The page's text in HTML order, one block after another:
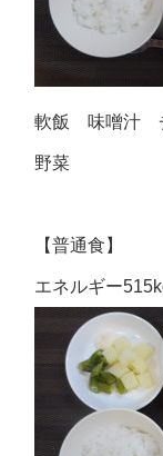
軟飯 味噌汁
野菜
【普通食】
エネルギー